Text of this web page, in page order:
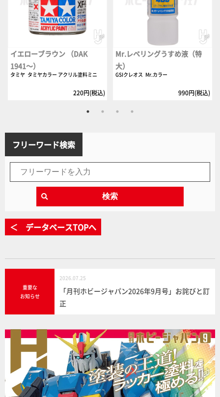
イエローブラウン （DAK
1941～）
タミヤ タミヤカラー アクリル塗料ミニ
220円(税込)
Mr.レベリングうすめ液（特
大）
GSIクレオス Mr.カラー
990円(税込)
フリーワード検索
検索
＜ データベースTOPへ
重要な
お知らせ
2026.07.25
「月刊ホビージャパン2026年9月号」お詫びと訂
正